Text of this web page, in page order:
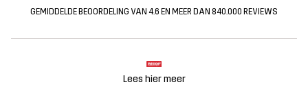
GEMIDDELDE BEOORDELING VAN 4.6 EN MEER DAN 840.000 REVIEWS
Lees hier meer